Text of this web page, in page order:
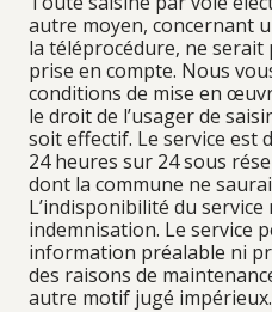
autre moyen, concernant
la téléprocédure, ne serait
prise en compte. Nous
conditions de mise en
le droit de l’usager de
soit effectif. Le service est
24 heures sur 24 sous
dont la commune ne
L’indisponibilité du
indemnisation. Le service
information préalable ni
des raisons de
autre motif jugé impérieux.